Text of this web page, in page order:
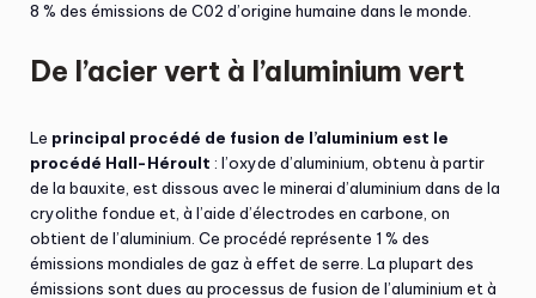
8 % des émissions de C02 d’origine humaine dans le monde.
De l’acier vert à l’aluminium vert
Le principal procédé de fusion de l’aluminium est le
procédé Hall-Héroult : l’oxyde d’aluminium, obtenu à partir
de la bauxite, est dissous avec le minerai d’aluminium dans de la
cryolithe fondue et, à l’aide d’électrodes en carbone, on
obtient de l’aluminium. Ce procédé représente 1 % des
émissions mondiales de gaz à effet de serre. La plupart des
émissions sont dues au processus de fusion de l’aluminium et à